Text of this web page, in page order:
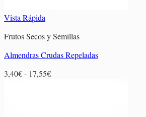
Vista Rápida
Frutos Secos y Semillas
Almendras Crudas Repeladas
3,40€- 17,55€Rango